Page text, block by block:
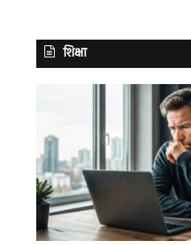
शिक्षा